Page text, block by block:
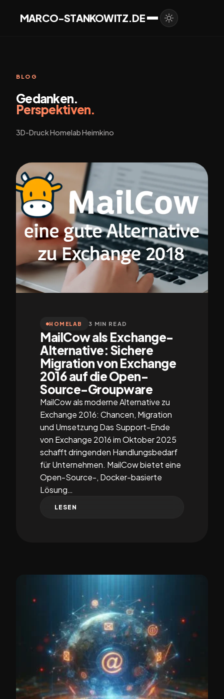
MARCO-STANKOWITZ.DE
BLOG
Gedanken.
Perspektiven.
3D-Druck Homelab Heimkino
HOMELAB 3 MIN READ
MailCow als Exchange-
Alternative: Sichere
Migration von Exchange
2016 auf die Open-
Source-Groupware
MailCow als moderne Alternative zu
Exchange 2016: Chancen, Migration
und Umsetzung Das Support-Ende
von Exchange 2016 im Oktober 2025
schafft dringenden Handlungsbedarf
für Unternehmen. MailCow bietet eine
Open-Source-, Docker-basierte
Lösung…
LESEN